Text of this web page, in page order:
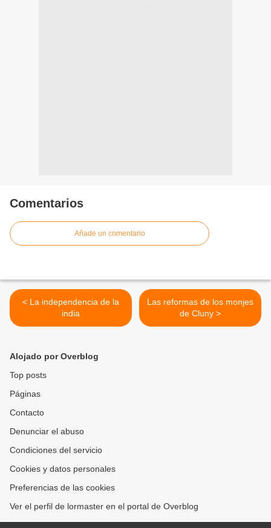
Comentarios
Añade un comentario
< La independencia de la
india
Las reformas de los monjes
de Cluny >
Alojado por Overblog
Top posts
Páginas
Contacto
Denunciar el abuso
Condiciones del servicio
Cookies y datos personales
Preferencias de las cookies
Ver el perfil de lormaster en el portal de Overblog